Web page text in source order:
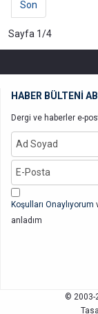
Son
Sayfa 1/4
HABER BÜLTENİ
Dergi ve haberler e-
Koşulları Onaylıyorum
anladım
© 2003-